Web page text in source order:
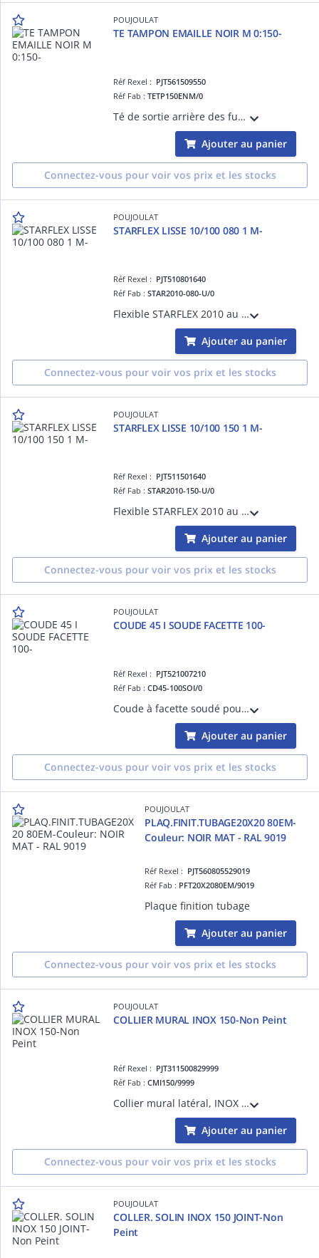
POUJOULAT
TE TAMPON EMAILLE NOIR M 0:150-
Réf Rexel : PJT561509550
Réf Fab :TETP150ENM/0
Té de sortie arrière des fumées
Ajouter au panier
Connectez-vous pour voir vos prix et les stocks
POUJOULAT
STARFLEX LISSE 10/100 080 1 M-
Réf Rexel : PJT510801640
Réf Fab :STAR2010-080-U/0
Flexible STARFLEX 2010 au mètreTubage, simple paroi TUBAGE FLEXIBLE Poujoulat diam.80
Ajouter au panier
Connectez-vous pour voir vos prix et les stocks
POUJOULAT
STARFLEX LISSE 10/100 150 1 M-
Réf Rexel : PJT511501640
Réf Fab :STAR2010-150-U/0
Flexible STARFLEX 2010 au mètreTubage, simple paroi TUBAGE FLEXIBLE Poujoulat diam.150
Ajouter au panier
Connectez-vous pour voir vos prix et les stocks
POUJOULAT
COUDE 45 I SOUDE FACETTE 100-
Réf Rexel : PJT521007210
Réf Fab :CD45-100SOI/0
Coude à facette soudé pour dévoiement, simple paroi FUMISTERIE INOX SOI Poujoulat diam.100 - 045° pour Chaudière
Ajouter au panier
Connectez-vous pour voir vos prix et les stocks
POUJOULAT
PLAQ.FINIT.TUBAGE20X20 80EM-
Couleur: NOIR MAT - RAL 9019
Réf Rexel : PJT560805529019
Réf Fab : PFT20X2080EM/9019
Plaque finition tubage
Ajouter au panier
Connectez-vous pour voir vos prix et les stocks
POUJOULAT
COLLIER MURAL INOX 150-Non Peint
Réf Rexel : PJT311500829999
Réf Fab :CMI150/9999
Collier mural latéral, INOX INOX Poujoulat diam.150 Non peint
Ajouter au panier
Connectez-vous pour voir vos prix et les stocks
POUJOULAT
COLLER. SOLIN INOX 150 JOINT-Non
Peint